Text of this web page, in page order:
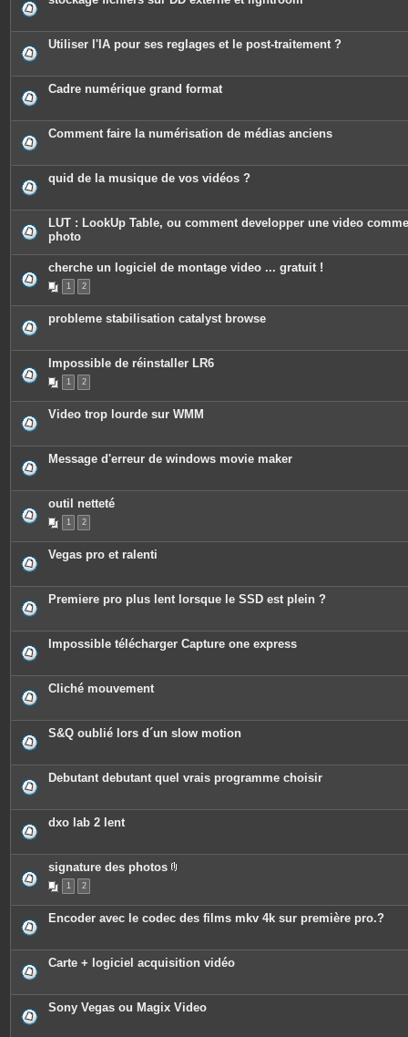
Utiliser l'IA pour ses reglages et le post-traitement ?
Cadre numérique grand format
Comment faire la numérisation de médias anciens
quid de la musique de vos vidéos ?
LUT : LookUp Table, ou comment developper une video
photo
cherche un logiciel de montage video ... gratuit !
1 2
probleme stabilisation catalyst browse
Impossible de réinstaller LR6
1 2
Video trop lourde sur WMM
Message d'erreur de windows movie maker
outil netteté
1 2
Vegas pro et ralenti
Premiere pro plus lent lorsque le SSD est plein ?
Impossible télécharger Capture one express
Cliché mouvement
S&Q oublié lors d´un slow motion
Debutant debutant quel vrais programme choisir
dxo lab 2 lent
signature des photos
c
e
o
i
e
s
1 2
Encoder avec le codec des films mkv 4k sur première pro.?
Carte + logiciel acquisition vidéo
Sony Vegas ou Magix Video